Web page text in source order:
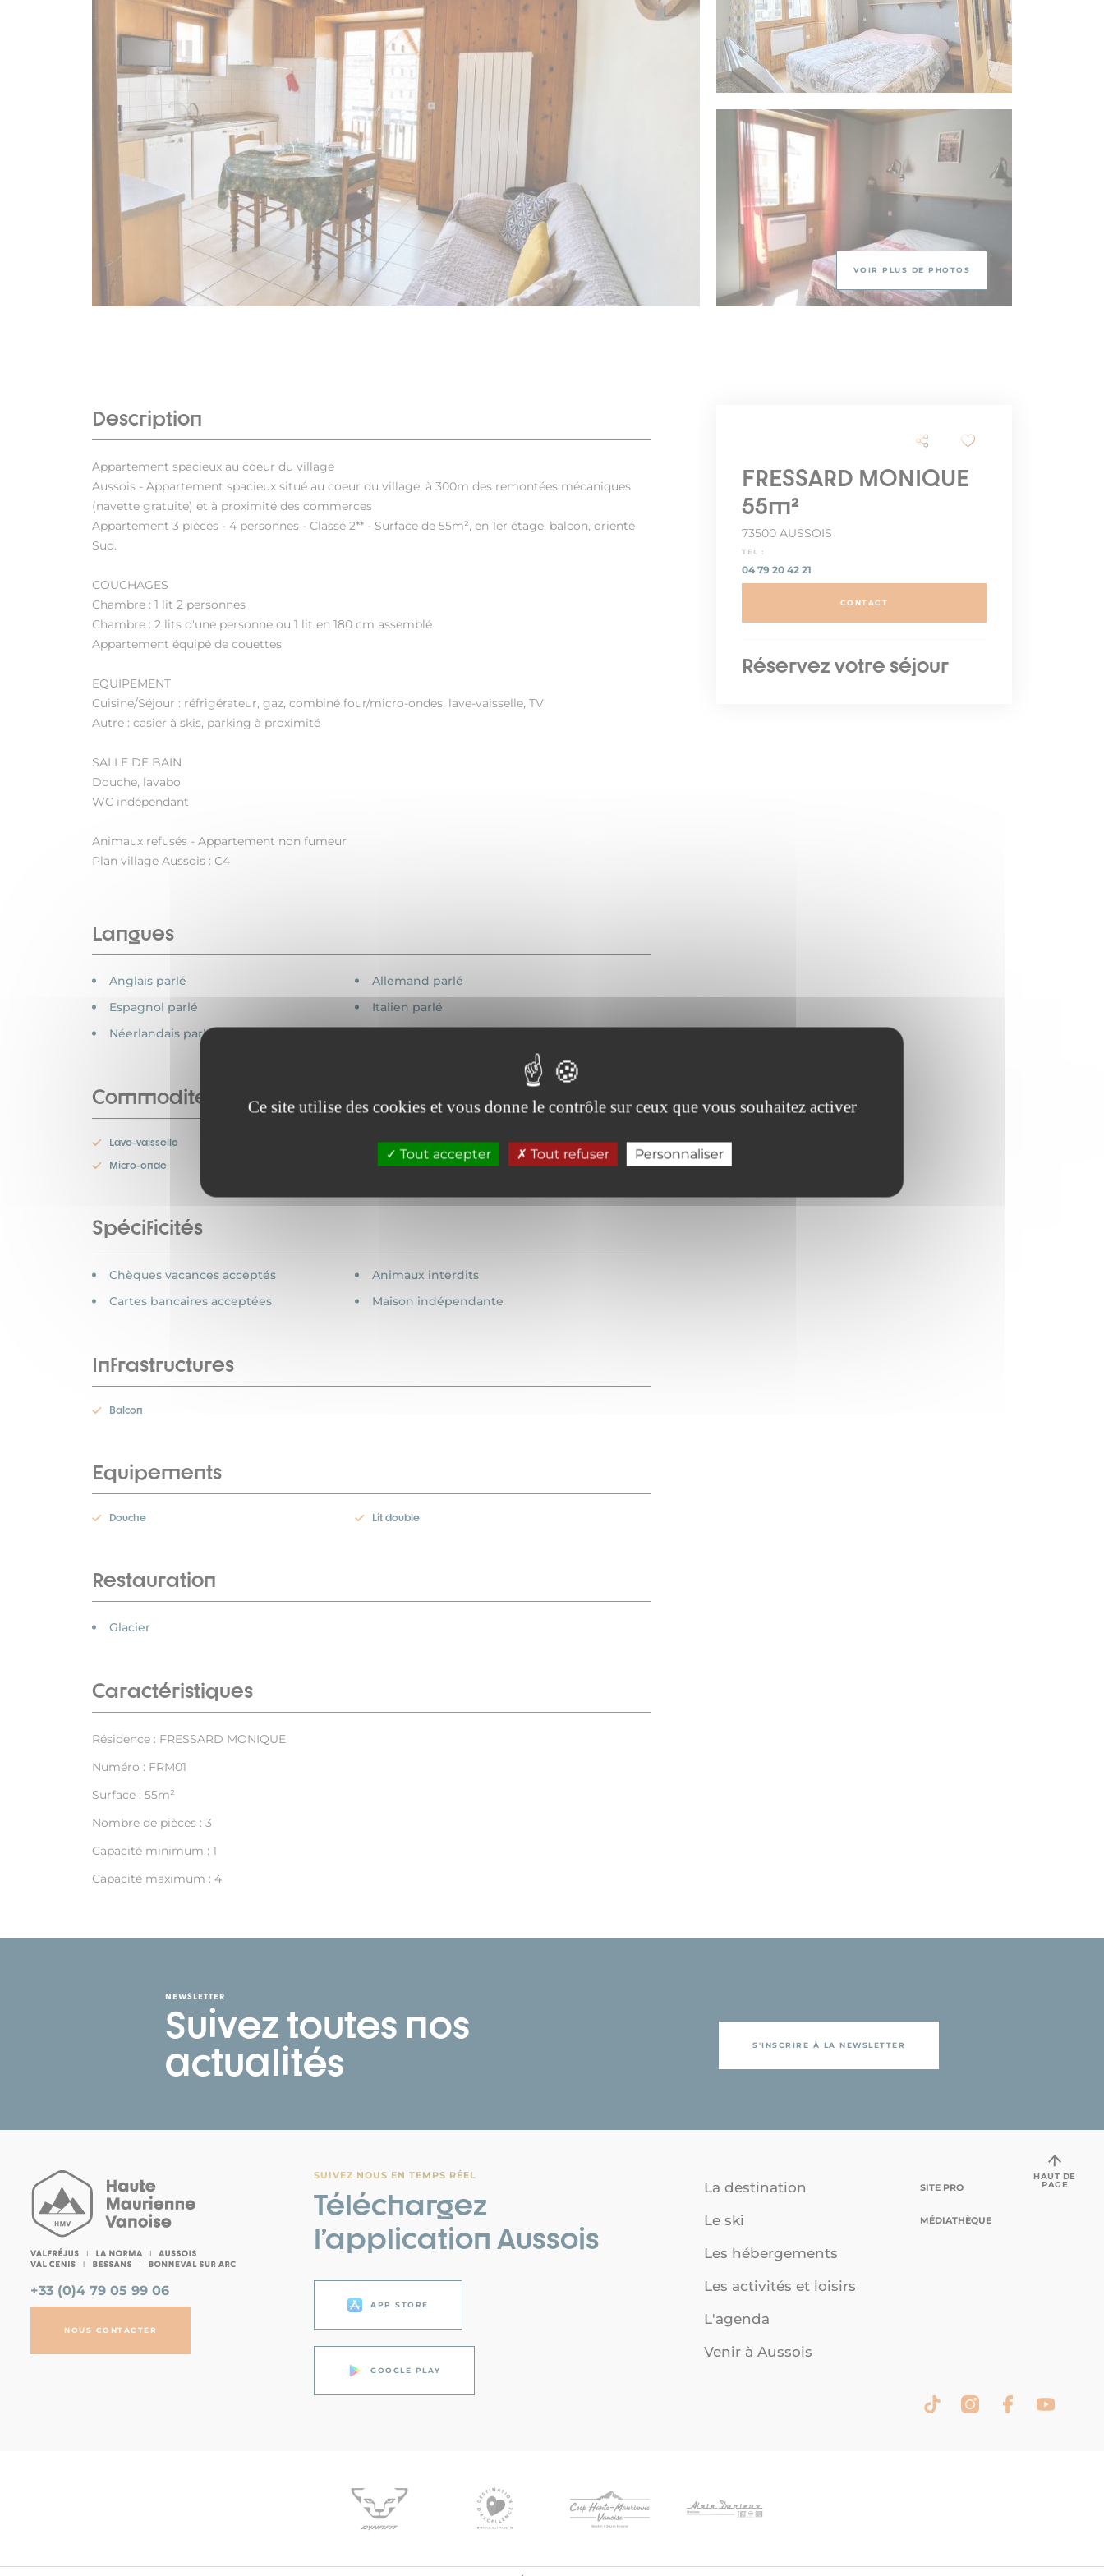
Ce site utilise des cookies et vous donne le contrôle sur ceux que vous souhaitez activer
Tout accepter Tout refuser Personnaliser
VOIR PLUS DE PHOTOS
Description
Appartement spacieux au coeur du village
Aussois - Appartement spacieux situé au coeur du village, à 300m des remontées mécaniques
(navette gratuite) et à proximité des commerces
Appartement 3 pièces - 4 personnes - Classé 2** - Surface de 55m², en 1er étage, balcon, orienté
Sud.
COUCHAGES
Chambre : 1 lit 2 personnes
Chambre : 2 lits d'une personne ou 1 lit en 180 cm assemblé
Appartement équipé de couettes
EQUIPEMENT
Cuisine/Séjour : réfrigérateur, gaz, combiné four/micro-ondes, lave-vaisselle, TV
Autre : casier à skis, parking à proximité
SALLE DE BAIN
Douche, lavabo
WC indépendant
Animaux refusés - Appartement non fumeur
Plan village Aussois : C4
Langues
Anglais parlé
Allemand parlé
Espagnol parlé
Italien parlé
Néerlandais parlé
Commodités
Lave-vaisselle
Télévision
Micro-onde
Spécificités
Chèques vacances acceptés
Animaux interdits
Cartes bancaires acceptées
Maison indépendante
Infrastructures
Balcon
Equipements
Douche Lit double
Restauration
Glacier
Caractéristiques
Résidence : FRESSARD MONIQUE
Numéro : FRM01
Surface : 55m²
Nombre de pièces : 3
Capacité minimum : 1
Capacité maximum : 4
FRESSARD MONIQUE
55m²
73500 AUSSOIS
TEL :
04 79 20 42 21
CONTACT
Réservez votre séjour
NEWSLETTER
Suivez toutes nos
actualités
S'INSCRIRE À LA NEWSLETTER
+33 (0)4 79 05 99 06
NOUS CONTACTER
SUIVEZ NOUS EN TEMPS RÉEL
Téléchargez
l’application Aussois
APP STORE
GOOGLE PLAY
La destination
Le ski
Les hébergements
Les activités et loisirs
L'agenda
Venir à Aussois
SITE PRO
MÉDIATHÈQUE
HAUT DE
PAGE